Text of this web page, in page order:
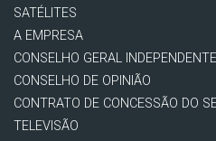
SATÉLITES
A EMPRESA
CONSELHO GERAL INDEPENDENTE
CONSELHO DE OPINIÃO
CONTRATO DE CONCESSÃO DO
TELEVISÃO